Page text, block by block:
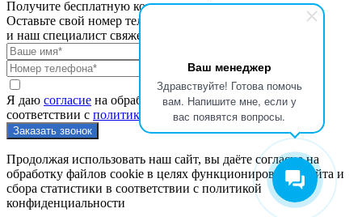
Ваш менеджер
Здравствуйте! Готова помочь
вам. Напишите мне, если у
вас появятся вопросы.
Получите бесплатную консультацию
Оставьте свой номер телефона
и наш специалист свяжется с вами
Я даю согласие на обработку персональных данных в
соответствии с политикой конфиденциальности
Продолжая использовать наш сайт, вы даёте согласие на
обработку файлов cookie в целях функционирования сайта и
сбора статистики в соответствии с политикой
конфиденциальности